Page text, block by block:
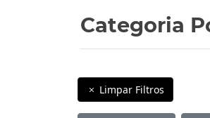
Categoria
Limpar Filtros